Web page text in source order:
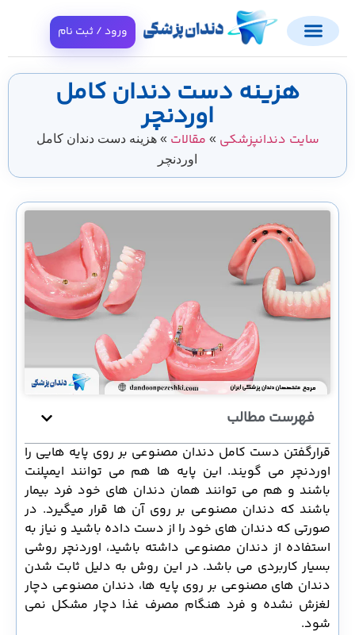
ورود / ثبت نام
هزینه دست دندان کامل
اوردنچر
سایت دندانپزشکی»مقالات»هزینه دست دندان کامل
اوردنچر
فهرست مطالب
قرارگفتن دست کامل دندان مصنوعی بر روی پایه هایی را
اوردنچر می گویند. این پایه ها هم می توانند ایمپلنت
باشند و هم می توانند همان دندان های خود فرد بیمار
باشند که دندان مصنوعی بر روی آن ها قرار میگیرد. در
صورتی که دندان های خود را از دست داده باشید و نیاز به
استفاده از دندان مصنوعی داشته باشید، اوردنچر روشی
بسیار کاربردی می باشد. در این روش به دلیل ثابت شدن
دندان های مصنوعی بر روی پایه ها، دندان مصنوعی دچار
لغزش نشده و فرد هنگام مصرف غذا دچار مشکل نمی
شود.